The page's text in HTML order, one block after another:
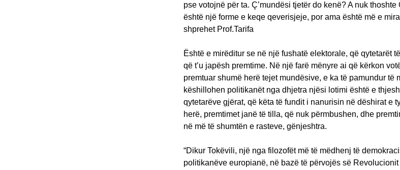
pse votojnë për ta. Ç’mundësi tjetër do kenë? A nuk
është një forme e keqe qeverisjeje, por ama është më e
shprehet Prof.Tarifa
Është e mirëditur se në një fushatë elektorale, që qytetarët
që t’u japësh premtime. Në një farë mënyre ai që kërkon
premtuar shumë herë tejet mundësive, e ka të pamundur të
këshillohen politikanët nga dhjetra njësi lotimi është e
qytetarëve gjërat, që këta të fundit i nanurisin në dëshirat e
herë, premtimet janë të tilla, që nuk përmbushen, dhe
në më të shumtën e rasteve, gënjeshtra.
“Dikur Tokëvili, një nga filozofët më të mëdhenj të
politikanëve europianë, në bazë të përvojës së